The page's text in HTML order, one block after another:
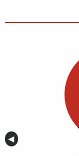
Anterior
◀︎